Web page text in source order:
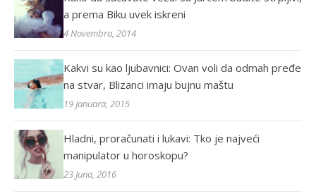
a prema Biku uvek iskreni
4 Novembra, 2014
Kakvi su kao ljubavnici: Ovan voli da odmah pređe
na stvar, Blizanci imaju bujnu maštu
19 Januara, 2015
Hladni, proračunati i lukavi: Tko je najveći
manipulator u horoskopu?
23 Juna, 2016